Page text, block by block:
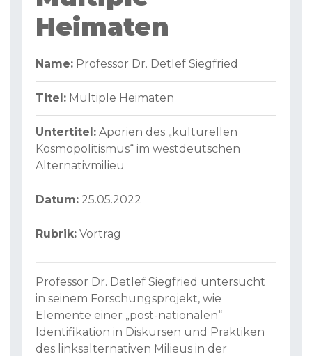
Heimaten
Name: Professor Dr. Detlef Siegfried
Titel: Multiple Heimaten
Untertitel: Aporien des „kulturellen
Kosmopolitismus“ im westdeutschen
Alternativmilieu
Datum: 25.05.2022
Rubrik: Vortrag
Professor Dr. Detlef Siegfried untersucht
in seinem Forschungsprojekt, wie
Elemente einer „post-nationalen“
Identifikation in Diskursen und Praktiken
des linksalternativen Milieus in der